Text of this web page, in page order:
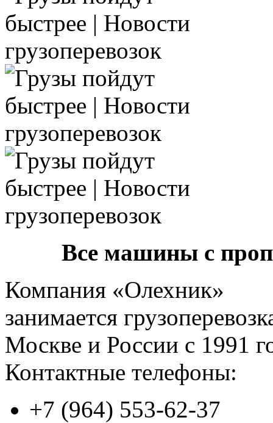
Все машины с
Компания «Олехник»
занимается
Москве и России с 1991
Контактные телефоны:
+7 (964) 553-62-37